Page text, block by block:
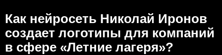
Как нейросеть Николай Иронов
создаeт логотипы для компаний
в сфере «Летние лагеря»?